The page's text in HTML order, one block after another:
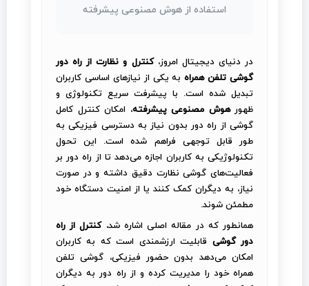
استفاده از هوش مصنوعی پیشرفته
در دنیای دیجیتال امروز،کنترل و نظارت از راه دور
گوشی تلفن همراهبه یکی از نیازهای اساسی کاربران
تبدیل شده است. با پیشرفت سریع تکنولوژی و
ظهورهوش مصنوعی پیشرفته، امکان کنترل کامل
گوشی از راه دور بدون نیاز به دسترسی فیزیکی به
طور قابل توجهی فراهم شده است. این تحول
تکنولوژیکی به کاربران اجازه می‌دهد تا از راه دور بر
فعالیت‌های گوشی نظارت دقیق داشته و در صورت
نیاز، به دیگران کمک کنند یا از امنیت دستگاه خود
مطمئن شوند.
همانطور که در مقاله اصلی اشاره شد،کنترل از راه
دور گوشی قابلیت ارزشمندی است که به کاربران
امکان می‌دهد بدون حضور فیزیکی، گوشی تلفن
همراه خود را مدیریت کرده و از راه دور به دیگران